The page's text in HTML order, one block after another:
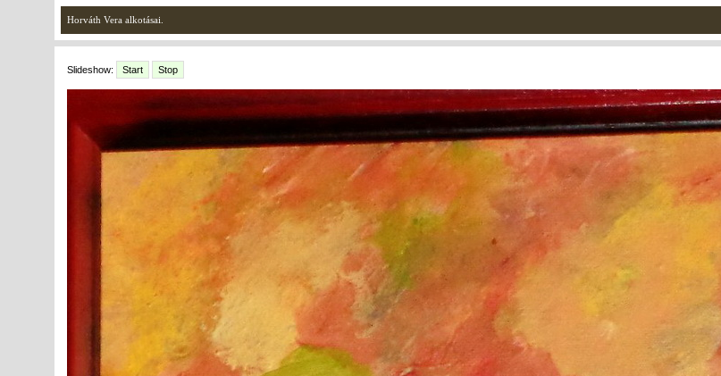
Horváth Vera alkotásai.
Slideshow: Start Stop